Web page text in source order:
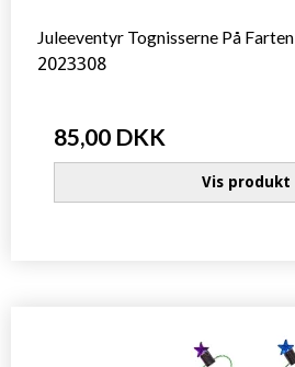
Juleeventyr Tognisserne På Farten
2023308
85,00 DKK
Vis produkt